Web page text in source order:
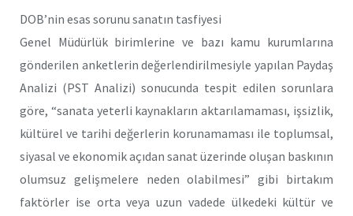
DOB’nin esas sorunu sanatın tasfiyesi
Genel Müdürlük birimlerine ve bazı kamu kurumlarına
gönderilen anketlerin değerlendirilmesiyle yapılan Paydaş
Analizi (PST Analizi) sonucunda tespit edilen sorunlara
göre, “sanata yeterli kaynakların aktarılamaması, işsizlik,
kültürel ve tarihi değerlerin korunamaması ile toplumsal,
siyasal ve ekonomik açıdan sanat üzerinde oluşan baskının
olumsuz gelişmelere neden olabilmesi” gibi birtakım
faktörler ise orta veya uzun vadede ülkedeki kültür ve